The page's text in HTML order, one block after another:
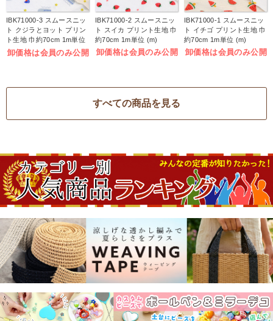
IBK71000-3 スムースニッ
ト クジラとヨット プリン
ト生地 巾約70cm 1m単位
(m)
卸価格は会員のみ公開
IBK71000-2 スムースニッ
ト スイカ プリント生地 巾
約70cm 1m単位 (m)
卸価格は会員のみ公開
IBK71000-1 スムースニッ
ト イチゴ プリント生地 巾
約70cm 1m単位 (m)
卸価格は会員のみ公開
すべての商品を見る